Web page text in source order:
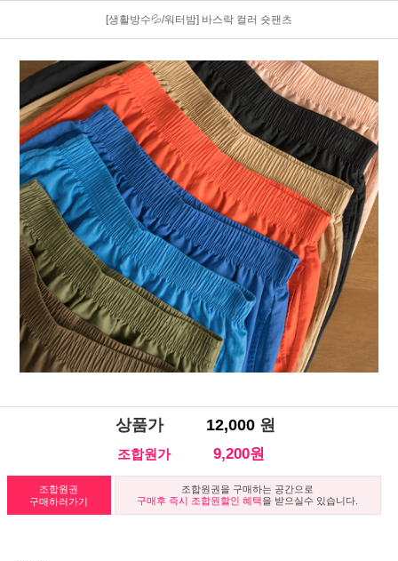
[생활방수💦/워터밤] 바스락 컬러 숏팬츠
상품가 12,000 원
조합원가 9,200원
조합원권
구매하러가기
조합원권을 구매하는 공간으로
구매후 즉시 조합원할인 혜택을 받으실수 있습니다.